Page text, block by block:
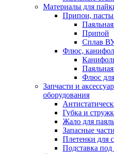
Материалы для
Припои,
Припой
Сплав
Флюс,
Флюс
Запчасти и
оборудования
Губка и
Жало для
Запасные части
Плетенки для
Подставка под